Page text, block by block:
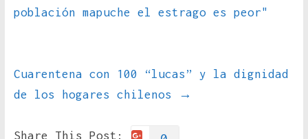
población mapuche el estrago es peor"
Cuarentena con 100 “lucas” y la dignidad
de los hogares chilenos
→
Share This Post: